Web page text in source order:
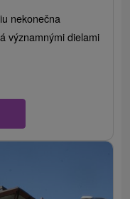
nekonečna
významnými dielami